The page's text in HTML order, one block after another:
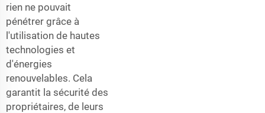
rien ne pouvait
pénétrer grâce à
l'utilisation de hautes
technologies et
d'énergies
renouvelables. Cela
garantit la sécurité des
propriétaires, de leurs